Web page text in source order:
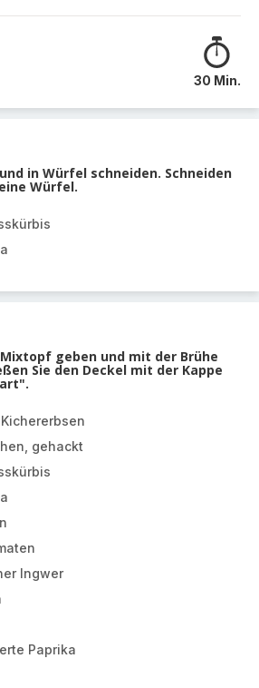
30 Min.
in Würfel schneiden. Schneiden
Würfel.
geben und mit der Brühe
Sie den Deckel mit der Kappe
gehackt
Ingwer
Paprika